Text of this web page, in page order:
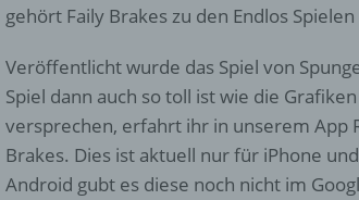
gehört Faily Brakes zu den Endlos
Veröffentlicht wurde das Spiel von
Spiel dann auch so toll ist wie die
versprechen, erfahrt ihr in unserem App
Brakes. Dies ist aktuell nur für iPhone
Android gubt es diese noch nicht im